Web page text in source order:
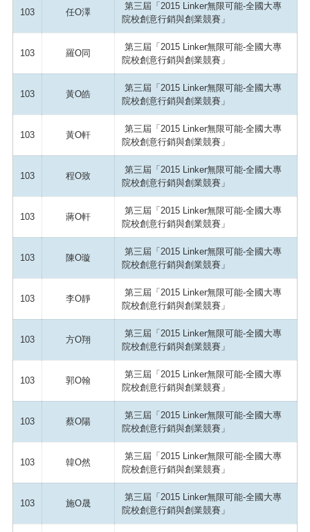
103 任O澤
第三屆「2015 Linker無限可能-全國大專
院校創意行銷與創業競賽」
103 羅O同
第三屆「2015 Linker無限可能-全國大專
院校創意行銷與創業競賽」
103 黃O皓
第三屆「2015 Linker無限可能-全國大專
院校創意行銷與創業競賽」
103 黃O軒
第三屆「2015 Linker無限可能-全國大專
院校創意行銷與創業競賽」
103 程O致
第三屆「2015 Linker無限可能-全國大專
院校創意行銷與創業競賽」
103 蔣O軒
第三屆「2015 Linker無限可能-全國大專
院校創意行銷與創業競賽」
103 陳O璇
第三屆「2015 Linker無限可能-全國大專
院校創意行銷與創業競賽」
103 李O靜
第三屆「2015 Linker無限可能-全國大專
院校創意行銷與創業競賽」
103 方O翔
第三屆「2015 Linker無限可能-全國大專
院校創意行銷與創業競賽」
103 郭O翰
第三屆「2015 Linker無限可能-全國大專
院校創意行銷與創業競賽」
103 蔡O陽
第三屆「2015 Linker無限可能-全國大專
院校創意行銷與創業競賽」
103 韓O然
第三屆「2015 Linker無限可能-全國大專
院校創意行銷與創業競賽」
103 施O晟
第三屆「2015 Linker無限可能-全國大專
院校創意行銷與創業競賽」